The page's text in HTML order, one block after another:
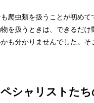
爬虫類を扱うことが初め
を扱うときは、できるだ
も分かりませんでした。
シャリストた